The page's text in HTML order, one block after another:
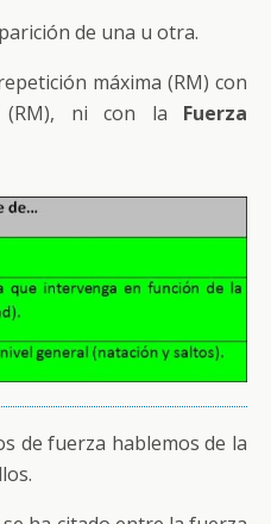
de una u otra.
máxima (RM) con
(RM), ni con la Fuerza
de fuerza hablemos de la